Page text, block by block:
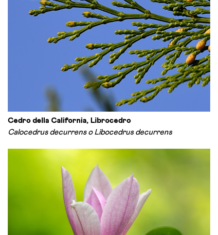
Cedro della California, Librocedro
Calocedrus decurrens o Libocedrus decurrens